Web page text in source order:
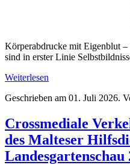
Körperabdrucke mit Eigenblut
sind in erster Linie
Weiterlesen
Geschrieben am 01. Juli 2026.
Crossmediale
des Malteser
Landesgartenschau